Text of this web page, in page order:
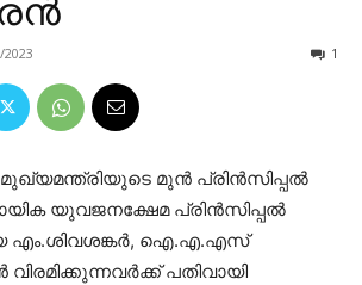
1
മുഖ്യമന്ത്രിയുടെ മുൻ പ്രിൻസിപ്പൽ
യുവജനക്ഷേമ പ്രിൻസിപ്പൽ
എം.ശിവശങ്കർ, ഐ.എ.എസ്
പതിവായി